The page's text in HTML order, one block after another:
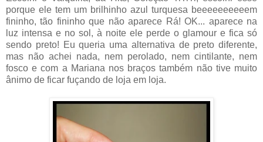
porque ele tem um brilhinho azul turquesa beeeeeeeeeem
fininho, tão fininho que não aparece Rá! OK... aparece na
luz intensa e no sol, à noite ele perde o glamour e fica só
sendo preto! Eu queria uma alternativa de preto diferente,
mas não achei nada, nem perolado, nem cintilante, nem
fosco e com a Mariana nos braços também não tive muito
ânimo de ficar fuçando de loja em loja.